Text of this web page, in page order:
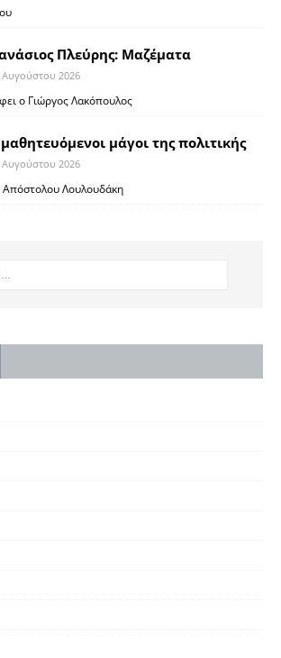
Πλεύρης: Μαζέματα
Αυγούστου 2026
ο Γιώργος Λακόπουλος
μάγοι της πολιτικής
Αυγούστου 2026
Απόστολου Λουλουδάκη